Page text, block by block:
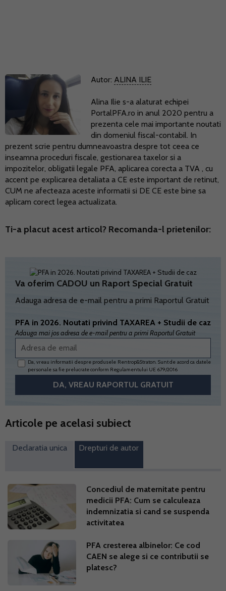
Autor: ALINA ILIE
Alina Ilie s-a alaturat echipei
PortalPFA.ro in anul 2020 pentru a
prezenta cele mai importante noutati
din domeniul fiscal-contabil. In
prezent scrie pentru dumneavoastra despre tot ceea ce
inseamna proceduri fiscale, gestionarea taxelor si a
impozitelor, obligatii legale PFA, aplicarea corecta a TVA , cu
accent pe explicarea detaliata a CE este important de retinut,
CUM ne afecteaza aceste informatii si DE CE este bine sa
aplicam corect legea actualizata.
Ti-a placut acest articol? Recomanda-l prietenilor:
Va oferim CADOU un Raport Special Gratuit
Adauga adresa de e-mail pentru a primi Raportul Gratuit
PFA in 2026. Noutati privind TAXAREA + Studii de caz
Adauga mai jos adresa de e-mail pentru a primi Raportul Gratuit
Da, vreau informatii despre produsele Rentrop&Straton. Sunt de acord ca datele
personale sa fie prelucrate conform Regulamentului UE 679/2016
Articole pe acelasi subiect
Declaratia unica Drepturi de autor
Concediul de maternitate pentru
medicii PFA: Cum se calculeaza
indemnizatia si cand se suspenda
activitatea
PFA cresterea albinelor: Ce cod
CAEN se alege si ce contributii se
platesc?